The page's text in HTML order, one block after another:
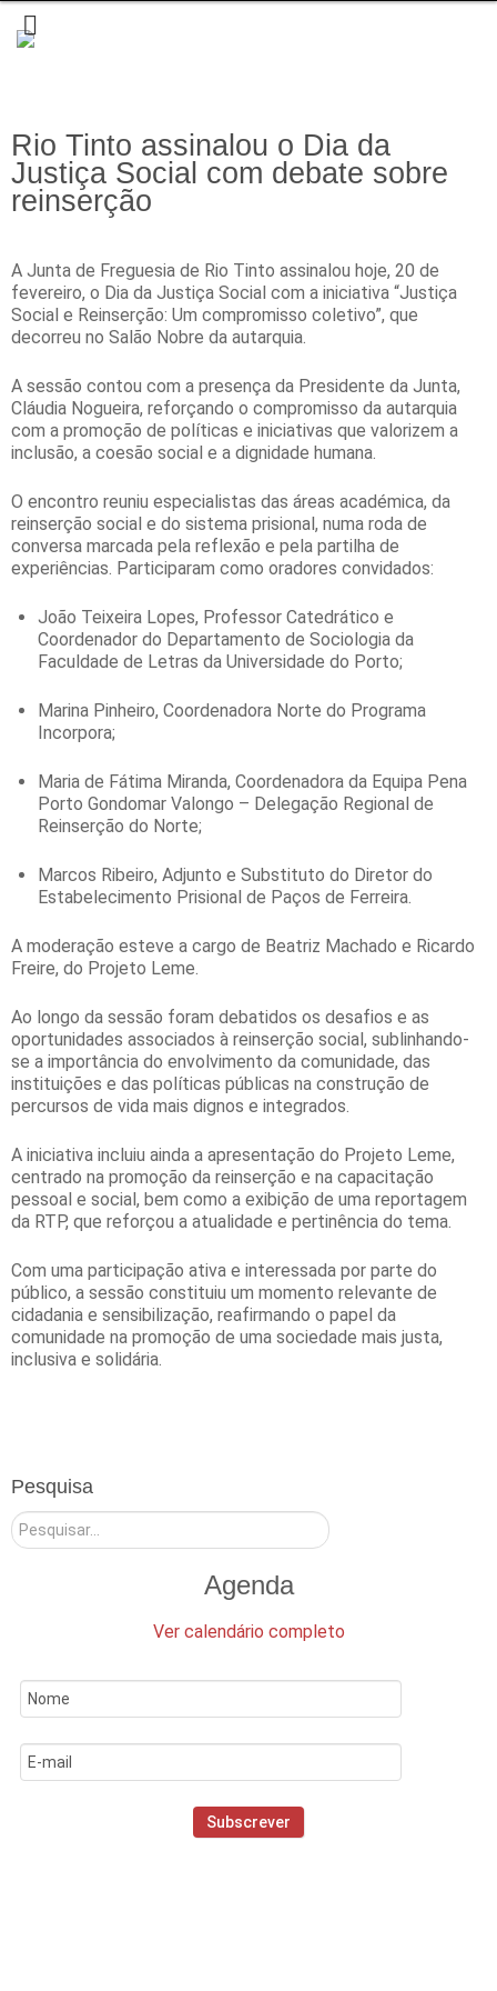
Pesquisa
Pesquisar
Agenda
Ver calendário completo
Rio Tinto assinalou o Dia da
Justiça Social com debate sobre
reinserção
A Junta de Freguesia de Rio Tinto assinalou hoje, 20 de
fevereiro, o Dia da Justiça Social com a iniciativa “Justiça
Social e Reinserção: Um compromisso coletivo”, que
decorreu no Salão Nobre da autarquia.
A sessão contou com a presença da Presidente da Junta,
Cláudia Nogueira, reforçando o compromisso da autarquia
com a promoção de políticas e iniciativas que valorizem a
inclusão, a coesão social e a dignidade humana.
O encontro reuniu especialistas das áreas académica, da
reinserção social e do sistema prisional, numa roda de
conversa marcada pela reflexão e pela partilha de
experiências. Participaram como oradores convidados:
João Teixeira Lopes, Professor Catedrático e
Coordenador do Departamento de Sociologia da
Faculdade de Letras da Universidade do Porto;
Marina Pinheiro, Coordenadora Norte do Programa
Incorpora;
Maria de Fátima Miranda, Coordenadora da Equipa Pena
Porto Gondomar Valongo – Delegação Regional de
Reinserção do Norte;
Marcos Ribeiro, Adjunto e Substituto do Diretor do
Estabelecimento Prisional de Paços de Ferreira.
A moderação esteve a cargo de Beatriz Machado e Ricardo
Freire, do Projeto Leme.
Ao longo da sessão foram debatidos os desafios e as
oportunidades associados à reinserção social, sublinhando-
se a importância do envolvimento da comunidade, das
instituições e das políticas públicas na construção de
percursos de vida mais dignos e integrados.
A iniciativa incluiu ainda a apresentação do Projeto Leme,
centrado na promoção da reinserção e na capacitação
pessoal e social, bem como a exibição de uma reportagem
da RTP, que reforçou a atualidade e pertinência do tema.
Com uma participação ativa e interessada por parte do
público, a sessão constituiu um momento relevante de
cidadania e sensibilização, reafirmando o papel da
comunidade na promoção de uma sociedade mais justa,
inclusiva e solidária.